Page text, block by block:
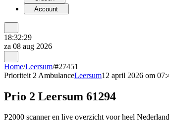
Account
18:32:29
za 08 aug 2026
Home/Leersum/#27451
Prioriteit 2 AmbulanceLeersum12 april 2026 om
Prio 2 Leersum 61294
P2000 scanner en live overzicht voor heel